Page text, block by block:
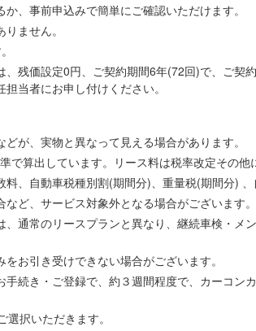
、事前申込みで簡単にご確認いただけます。
ません。
残価設定0円、ご契約期間6年(72回)で、ご
当者にお申し付けください。
が、実物と異なって見える場合があります。
算出しています。リース料は税率改定その他
、自動車税種別割(期間分)、重量税(期間分)
ど、サービス対象外となる場合がございます。
通常のリースプランと異なり、継続車検・
お引き受けできない場合がございます。
続き・ご登録で、約３週間程度で、カーコン
択いただきます。